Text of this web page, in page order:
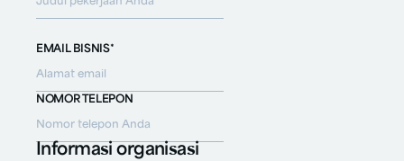
EMAIL BISNIS*
NOMOR TELEPON
Informasi organisasi